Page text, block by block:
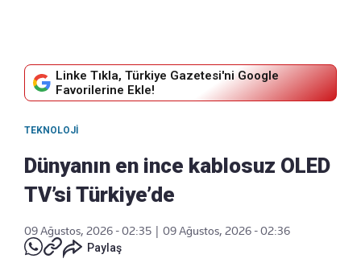
Linke Tıkla, Türkiye Gazetesi'ni Google
Favorilerine Ekle!
TEKNOLOJI
Dünyanın en ince kablosuz OLED
TV’si Türkiye’de
09 Ağustos, 2026 - 02:35
09 Ağustos, 2026 - 02:36
Paylaş